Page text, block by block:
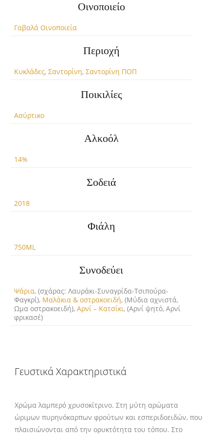
Οινοποιείο
Γαβαλά Οινοποιεία
Περιοχή
Κυκλάδες, Σαντορίνη, Σαντορίνη ΠΟΠ
Ποικιλίες
Ασύρτικο
Αλκοόλ
14%
Σοδειά
2018
Φιάλη
750ML
Συνοδεύει
Ψάρια, (σχάρας: Λαυράκι-Συναγρίδα-Τσιπούρα-
Φαγκρί), Μαλάκια & οστρακοειδή, (Μύδια αχνιστά,
Ωμα οστρακοειδή), Αρνί – Κατσίκι, (Αρνί ψητό, Αρνί
φρικασέ)
Γευστικά Χαρακτηριστικά
Χρώμα λαμπερό χρυσοκίτρινο. Στη μύτη αρώματα
ώριμων πυρηνόκαρπων φρούτων και εσπεριδοειδών, που
πλαισιώνονται από την ορυκτότητα του τόπου. Στο